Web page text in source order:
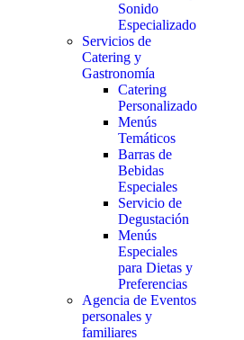
Sonido
Especializado
Servicios de
Catering y
Gastronomía
Catering
Personalizado
Menús
Temáticos
Barras de
Bebidas
Especiales
Servicio de
Degustación
Menús
Especiales
para Dietas y
Preferencias
Agencia de Eventos
personales y
familiares